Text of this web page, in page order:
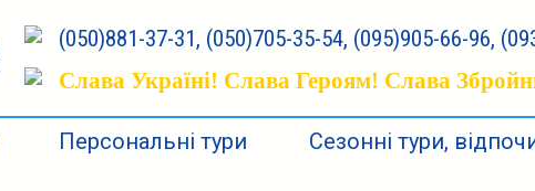
(050)881-37-31, (050)705-35-54, (095)905-66-96,
Слава Україні! Слава Героям! Слава
Персональні тури Сезонні тури,